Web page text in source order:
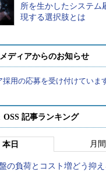
所を生かしたシステム
現する選択肢とは
ディアからのお知らせ
採用の応募を受け付けていま
記事ランキング
本日 月間
の負荷とコスト増どう抑